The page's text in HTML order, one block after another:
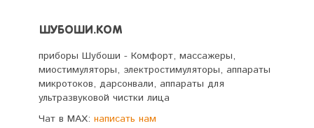
ШУБОШИ.КОМ
приборы Шубоши - Комфорт, массажеры,
миостимуляторы, электростимуляторы, аппараты
микротоков, дарсонвали, аппараты для
ультразвуковой чистки лица
Чат в MAX: написать нам